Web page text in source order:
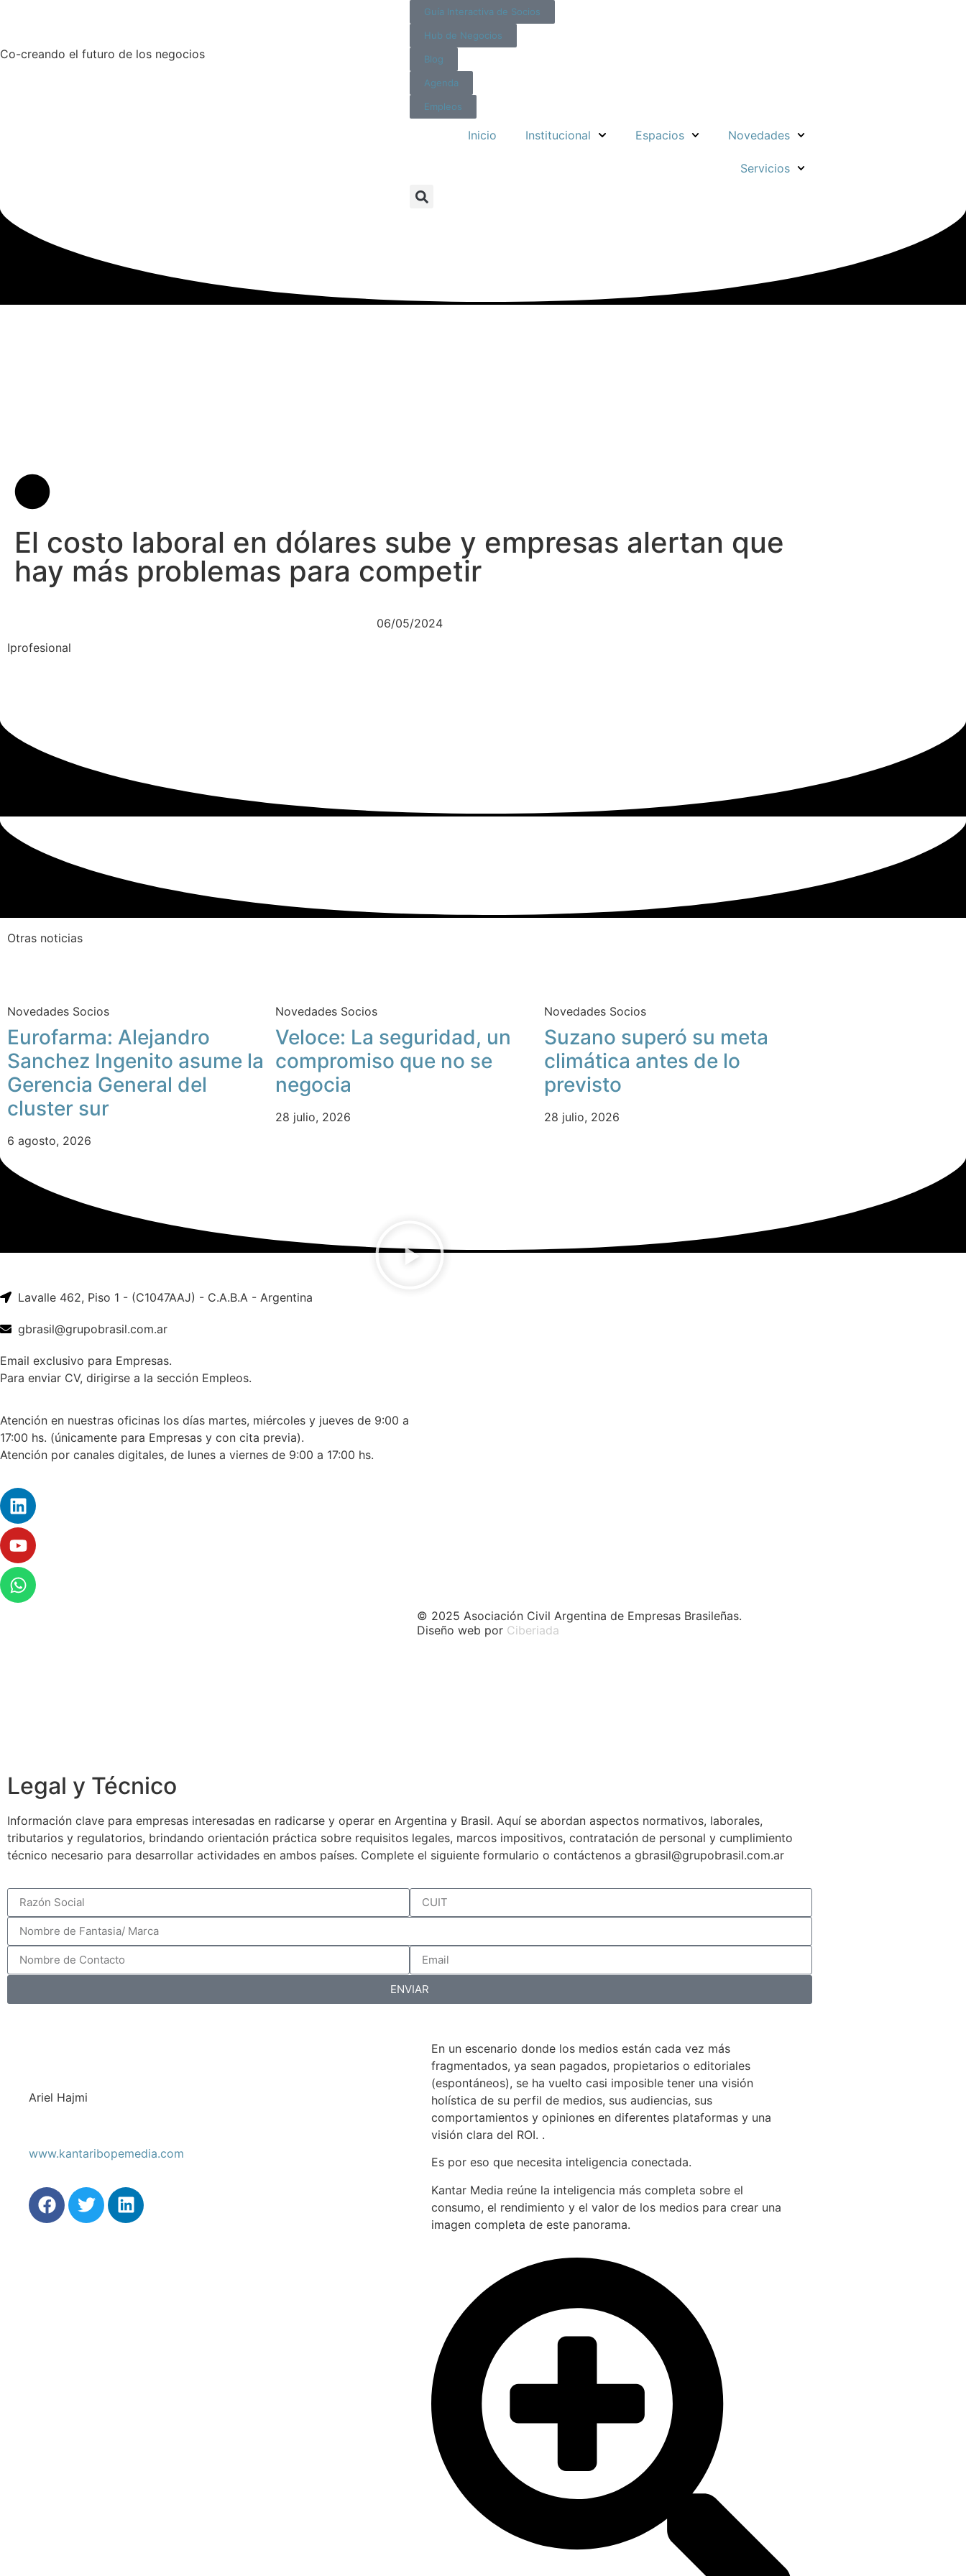
Co-creando el futuro de los negocios
Guía Interactiva de Socios
Hub de Negocios
Blog
Agenda
Empleos
Inicio Institucional Espacios Novedades
Servicios
El costo laboral en dólares sube y empresas alertan que
hay más problemas para competir
06/05/2024
Iprofesional
Otras noticias
Novedades Socios
Eurofarma: Alejandro
Sanchez Ingenito asume la
Gerencia General del
cluster sur
6 agosto, 2026
Novedades Socios
Veloce: La seguridad, un
compromiso que no se
negocia
28 julio, 2026
Novedades Socios
Suzano superó su meta
climática antes de lo
previsto
28 julio, 2026
Lavalle 462, Piso 1 - (C1047AAJ) - C.A.B.A - Argentina
gbrasil@grupobrasil.com.ar
Email exclusivo para Empresas.
Para enviar CV, dirigirse a la sección Empleos.
Atención en nuestras oficinas los días martes, miércoles y jueves de 9:00 a
17:00 hs. (únicamente para Empresas y con cita previa).
Atención por canales digitales, de lunes a viernes de 9:00 a 17:00 hs.
© 2025 Asociación Civil Argentina de Empresas Brasileñas.
Diseño web por Ciberiada
Legal y Técnico
Información clave para empresas interesadas en radicarse y operar en Argentina y Brasil. Aquí se abordan aspectos normativos, laborales,
tributarios y regulatorios, brindando orientación práctica sobre requisitos legales, marcos impositivos, contratación de personal y cumplimiento
técnico necesario para desarrollar actividades en ambos países. Complete el siguiente formulario o contáctenos a gbrasil@grupobrasil.com.ar
ENVIAR
Ariel Hajmi
www.kantaribopemedia.com
En un escenario donde los medios están cada vez más
fragmentados, ya sean pagados, propietarios o editoriales
(espontáneos), se ha vuelto casi imposible tener una visión
holística de su perfil de medios, sus audiencias, sus
comportamientos y opiniones en diferentes plataformas y una
visión clara del ROI. .
Es por eso que necesita inteligencia conectada.
Kantar Media reúne la inteligencia más completa sobre el
consumo, el rendimiento y el valor de los medios para crear una
imagen completa de este panorama.